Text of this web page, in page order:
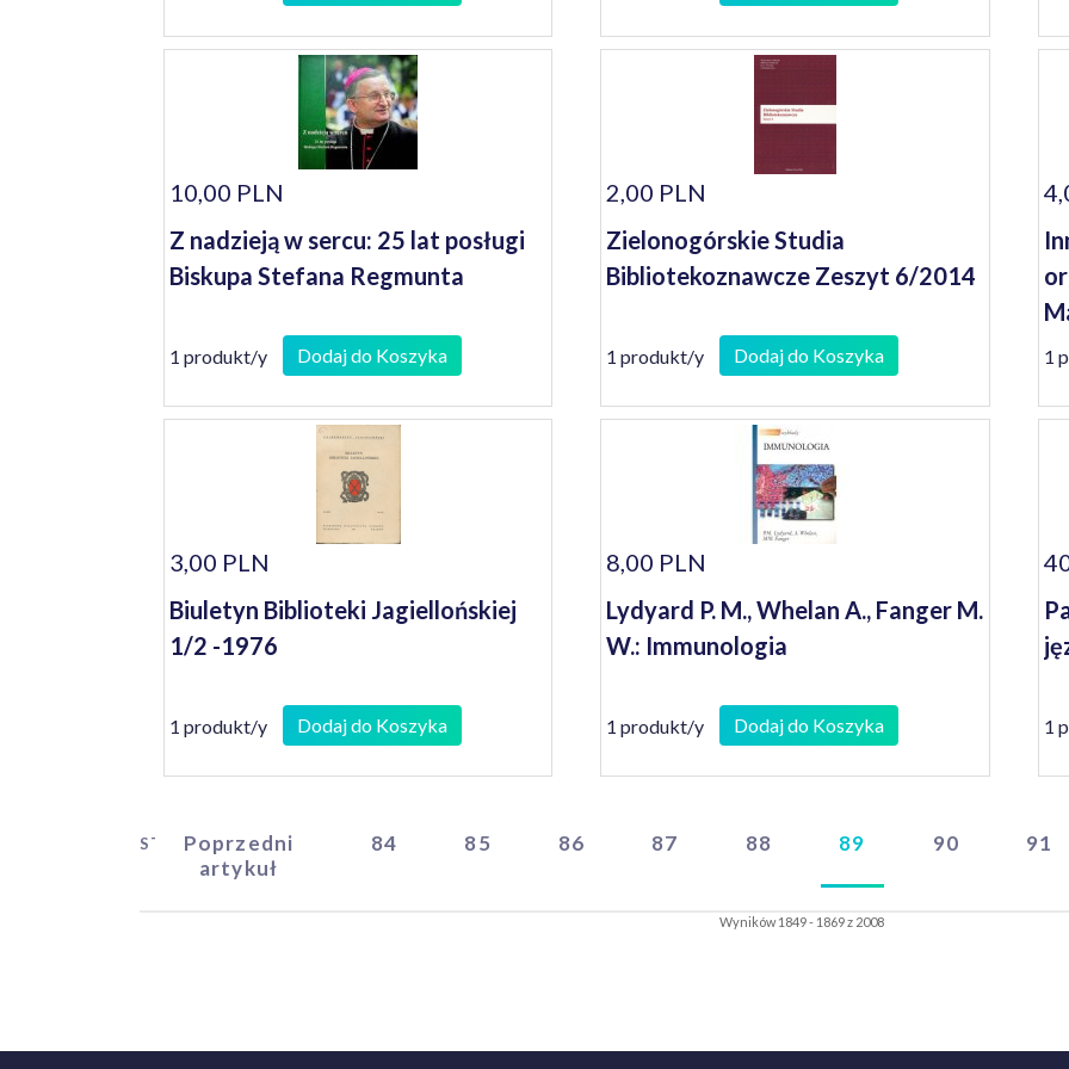
10,00 PLN
Z nadzieją w sercu: 25 lat posługi
Biskupa Stefana Regmunta
1 produkt/y Dodaj do Koszyka
2,00 PLN
Zielonogórskie Studia
Bibliotekoznawcze Zeszyt 6/2014
1 produkt/y Dodaj do Koszyka 1
3,00 PLN
Biuletyn Biblioteki Jagiellońskiej
1/2 -1976
1 produkt/y Dodaj do Koszyka
8,00 PLN
Lydyard P. M., Whelan A., Fanger M.
W.: Immunologia
1 produkt/y Dodaj do Koszyka 1
STARTPoprzedni
artykuł
84 85 86 87 88 89 90 91
Wyników 1849 - 1869 z 2008